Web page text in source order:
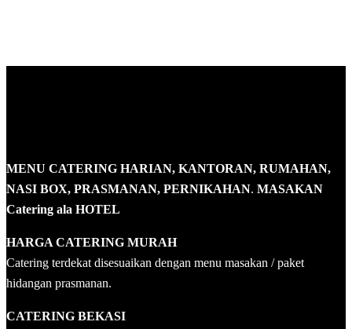
MENU CATERING HARIAN, KANTORAN, RUMAHAN,
NASI BOX, PRASMANAN, PERNIKAHAN. MASAKAN
Catering ala HOTEL
HARGA CATERING MURAH
Catering terdekat disesuaikan dengan menu masakan / paket
hidangan prasmanan.
CATERING BEKASI